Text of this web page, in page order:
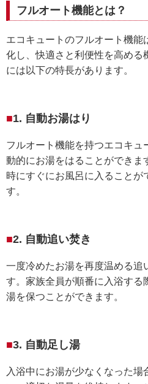
フルオート機能とは？
エコキュートのフルオート機能
化し、快適さと利便性を高める
には以下の特長があります。
1. 自動お湯はり
フルオート機能を持つエコキュ
動的にお湯をはることができま
時にすぐにお風呂に入ることが
す。
2. 自動追い焚き
一度冷めたお湯を再度温める追
す。家族全員が順番に入浴する
湯を保つことができます。
3. 自動足し湯
入浴中にお湯が少なくなった